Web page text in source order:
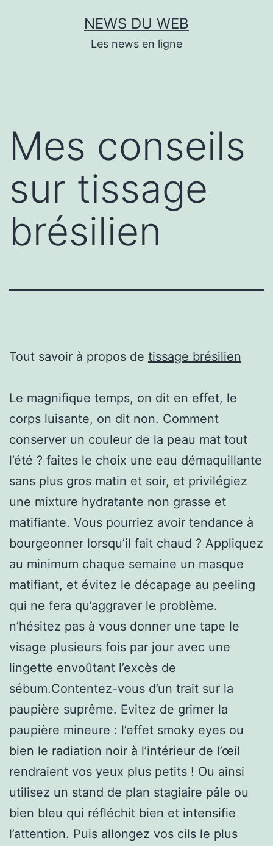
NEWS DU WEB
Les news en ligne
Mes conseils
sur tissage
brésilien
Tout savoir à propos de tissage brésilien
Le magnifique temps, on dit en effet, le
corps luisante, on dit non. Comment
conserver un couleur de la peau mat tout
l’été ? faites le choix une eau démaquillante
sans plus gros matin et soir, et privilégiez
une mixture hydratante non grasse et
matifiante. Vous pourriez avoir tendance à
bourgeonner lorsqu’il fait chaud ? Appliquez
au minimum chaque semaine un masque
matifiant, et évitez le décapage au peeling
qui ne fera qu’aggraver le problème.
n’hésitez pas à vous donner une tape le
visage plusieurs fois par jour avec une
lingette envoûtant l’excès de
sébum.Contentez-vous d’un trait sur la
paupière suprême. Evitez de grimer la
paupière mineure : l’effet smoky eyes ou
bien le radiation noir à l’intérieur de l’œil
rendraient vos yeux plus petits ! Ou ainsi
utilisez un stand de plan stagiaire pâle ou
bien bleu qui réfléchit bien et intensifie
l’attention. Puis allongez vos cils le plus